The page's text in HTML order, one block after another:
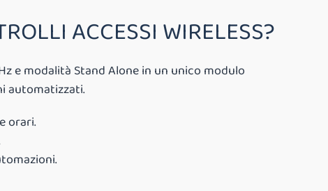
ACCESSI WIRELESS?
e modalità Stand Alone in un unico modulo
automatizzati.
orari.